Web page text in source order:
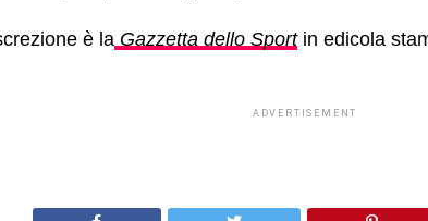
è la Gazzetta dello Sportin edicola
ADVERTISEMENT